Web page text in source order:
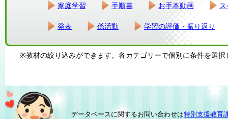
家庭学習 手順書 お手本動画
発表 係活動 学習の評価・振り返り
※教材の絞り込みができます。各カテゴリーで個別に条件を選択
データベースに関するお問い合わせは特別支援教育